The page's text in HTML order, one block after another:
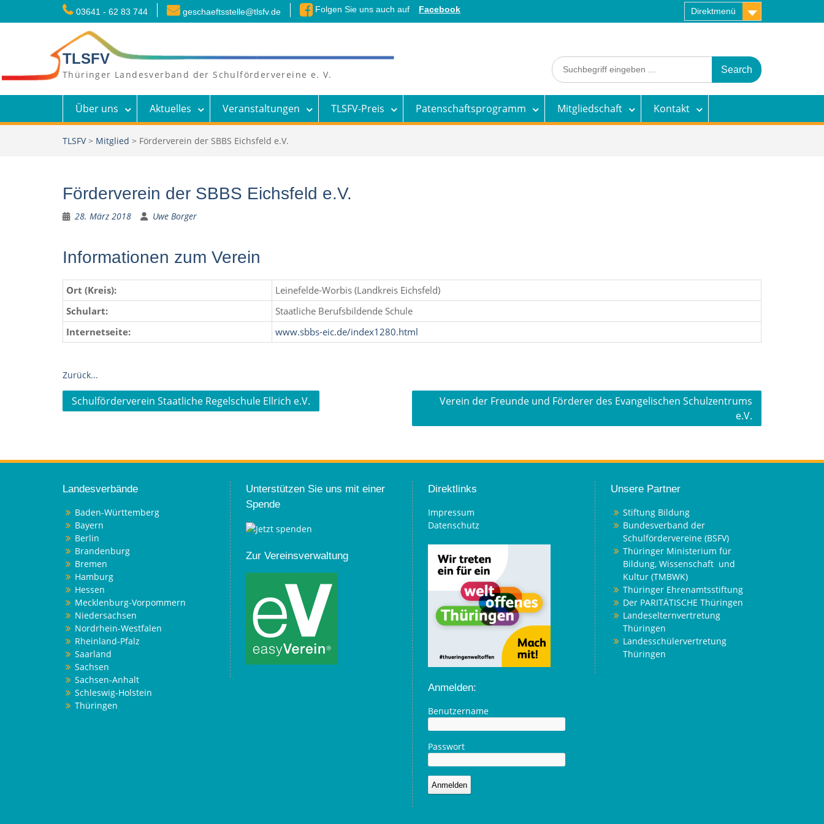
03641 - 62 83 744 geschaeftsstelle@tlsfv.de Folgen Sie uns auch auf Facebook Direktmenü
TLSFV
Thüringer Landesverband der Schulfördervereine e. V.
Search
for:
Über uns Aktuelles Veranstaltungen TLSFV-Preis Patenschaftsprogramm Mitgliedschaft Kontakt
TLSFV> Mitglied > Förderverein der SBBS Eichsfeld e.V.
Förderverein der SBBS Eichsfeld e.V.
28. März 2018 Uwe Borger
Informationen zum Verein
Ort (Kreis):
Leinefelde-Worbis (Landkreis Eichsfeld)
Schulart:
Staatliche Berufsbildende Schule
Internetseite:
www.sbbs-eic.de/index1280.html
Zurück...
Beitragsnavigation
Schulförderverein Staatliche Regelschule Ellrich e.V.
Verein der Freunde und Förderer des Evangelischen Schulzentrums
e.V.
Landesverbände
Baden-Württemberg
Bayern
Berlin
Brandenburg
Bremen
Hamburg
Hessen
Mecklenburg-Vorpommern
Niedersachsen
Nordrhein-Westfalen
Rheinland-Pfalz
Saarland
Sachsen
Sachsen-Anhalt
Schleswig-Holstein
Thüringen
Unterstützen Sie uns mit einer
Spende
Zur Vereinsverwaltung
Direktlinks
Impressum
Datenschutz
Anmelden:
Benutzername
Passwort
Unsere Partner
Stiftung Bildung
Bundesverband der
Schulfördervereine (BSFV)
Thüringer Ministerium für
Bildung, Wissenschaft und
Kultur (TMBWK)
Thüringer Ehrenamtsstiftung
Der PARITÄTISCHE Thüringen
Landeselternvertretung
Thüringen
Landesschülervertretung
Thüringen